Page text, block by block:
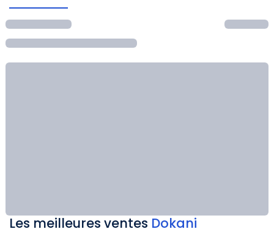
Les meilleures ventes Dokani